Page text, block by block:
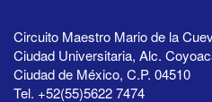
Circuito Maestro Mario de la
Ciudad Universitaria, Alc.
Ciudad de México, C.P. 04510
Tel. +52(55)5622 7474